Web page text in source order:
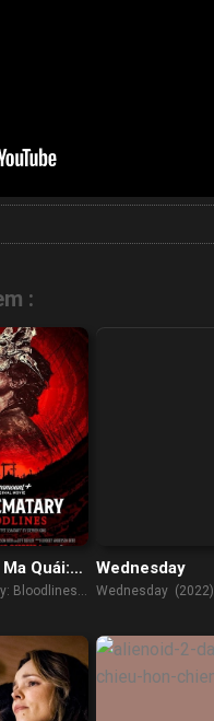
:
Quái:
Bloodlines
Wednesday
Wednesday (2022)